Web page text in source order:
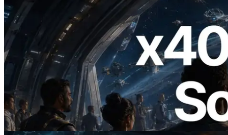
2026.07.04
ERPC 发布支持 x402 支付的 Solana RPC
— AI Agent 按需为 API 付费的时代开启
阅读此文章